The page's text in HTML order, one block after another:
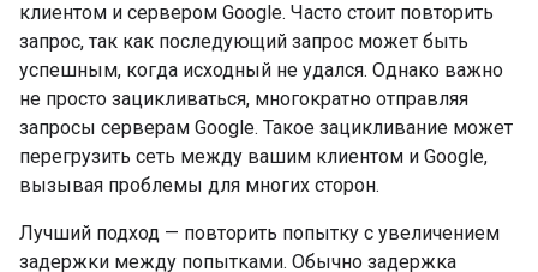
клиентом и сервером Google. Часто стоит повторить
запрос, так как последующий запрос может быть
успешным, когда исходный не удался. Однако важно
не просто зацикливаться, многократно отправляя
запросы серверам Google. Такое зацикливание может
перегрузить сеть между вашим клиентом и Google,
вызывая проблемы для многих сторон.
Лучший подход — повторить попытку с увеличением
задержки между попытками. Обычно задержка